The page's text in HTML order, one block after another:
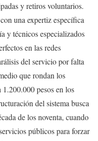
y retiros voluntarios.
una expertiz específica
y técnicos especializados
en las redes
del servicio por falta
que rondan los
1.200.000 pesos en los
del sistema busca
de los noventa, cuando
públicos para forzar